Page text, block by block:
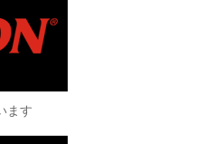
ます